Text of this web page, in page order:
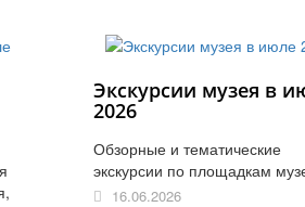
Экскурсии музея в
2026
Обзорные и тематические
экскурсии по площадкам
16.06.2026